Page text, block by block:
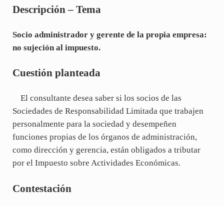
Descripción – Tema
Socio administrador y gerente de la propia empresa:
no sujeción al impuesto.
Cuestión planteada
El consultante desea saber si los socios de las
Sociedades de Responsabilidad Limitada que trabajen
personalmente para la sociedad y desempeñen
funciones propias de los órganos de administración,
como dirección y gerencia, están obligados a tributar
por el Impuesto sobre Actividades Económicas.
Contestación